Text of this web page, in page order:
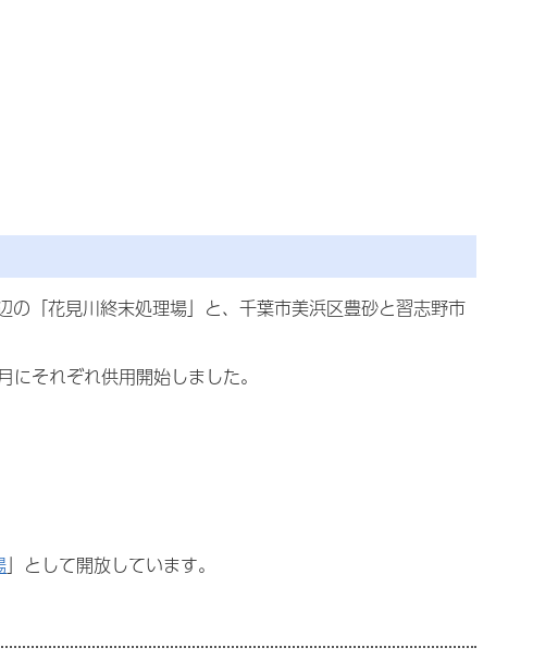
「花見川終末処理場」と、千葉市美浜区豊砂と習志野市
それぞれ供用開始しました。
」として開放しています。